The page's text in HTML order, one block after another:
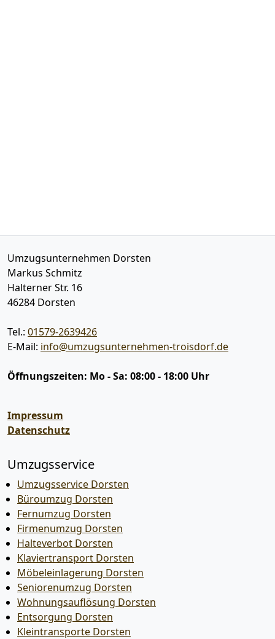
Umzugsunternehmen Dorsten
Markus Schmitz
Halterner Str. 16
46284 Dorsten
Tel.: 01579-2639426
E-Mail: info@umzugsunternehmen-troisdorf.de
Öffnungszeiten: Mo - Sa: 08:00 - 18:00 Uhr
Impressum
Datenschutz
Umzugsservice
Umzugsservice Dorsten
Büroumzug Dorsten
Fernumzug Dorsten
Firmenumzug Dorsten
Halteverbot Dorsten
Klaviertransport Dorsten
Möbeleinlagerung Dorsten
Seniorenumzug Dorsten
Wohnungsauflösung Dorsten
Entsorgung Dorsten
Kleintransporte Dorsten